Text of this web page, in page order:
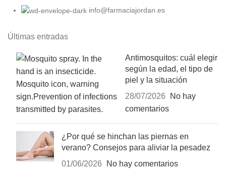
info@farmaciajordan.es
Últimas entradas
Antimosquitos: cuál elegir
según la edad, el tipo de
piel y la situación
28/07/2026
No hay
comentarios
¿Por qué se hinchan las piernas en
verano? Consejos para aliviar la pesadez
01/06/2026
No hay comentarios